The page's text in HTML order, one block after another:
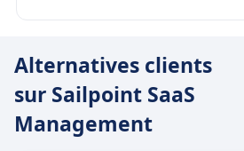
Alternatives clients
sur Sailpoint SaaS
Management